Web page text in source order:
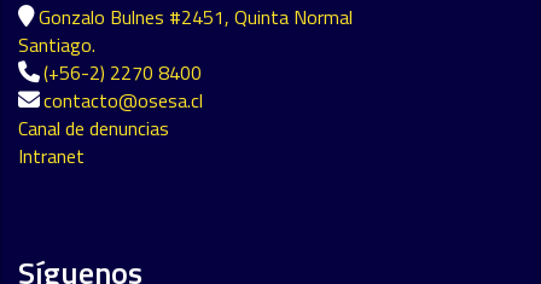
Gonzalo Bulnes #2451, Quinta Normal
Santiago.
(+56-2) 2270 8400
contacto@osesa.cl
Canal de denuncias
Intranet
Síguenos